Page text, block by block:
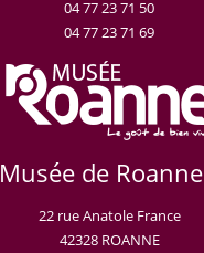
04 77 23 71 50
04 77 23 71 69
Musée de Roanne
22 rue Anatole France
42328 ROANNE